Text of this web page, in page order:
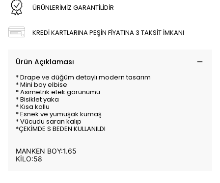
ÜRÜNLERİMİZ GARANTİLİDİR
KREDİ KARTLARINA PEŞİN FİYATINA 3 TAKSİT İMKANI
Ürün Açıklaması
* Drape ve düğüm detaylı modern tasarım
* Mini boy elbise
* Asimetrik etek görünümü
* Bisiklet yaka
* Kısa kollu
* Esnek ve yumuşak kumaş
* Vücudu saran kalıp
*ÇEKİMDE S BEDEN KULLANILDI
MANKEN BOY:1.65
KİLO:58